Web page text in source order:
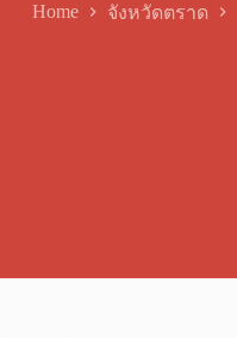
Home จังหวัดตราด